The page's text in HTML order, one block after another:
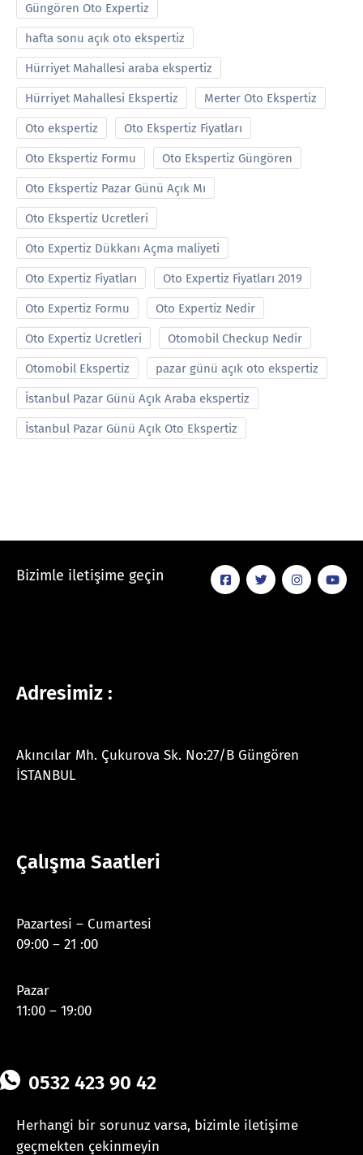
Güngören Oto Expertiz
hafta sonu açık oto ekspertiz
Hürriyet Mahallesi araba ekspertiz
Hürriyet Mahallesi Ekspertiz Merter Oto Ekspertiz
Oto ekspertiz Oto Ekspertiz Fiyatları
Oto Ekspertiz Formu Oto Ekspertiz Güngören
Oto Ekspertiz Pazar Günü Açık Mı
Oto Ekspertiz Ucretleri
Oto Expertiz Dükkanı Açma maliyeti
Oto Expertiz Fiyatları Oto Expertiz Fiyatları 2019
Oto Expertiz Formu Oto Expertiz Nedir
Oto Expertiz Ucretleri Otomobil Checkup Nedir
Otomobil Ekspertiz pazar günü açık oto ekspertiz
İstanbul Pazar Günü Açık Araba ekspertiz
İstanbul Pazar Günü Açık Oto Ekspertiz
Bizimle iletişime geçin
Adresimiz :
Akıncılar Mh. Çukurova Sk. No:27/B Güngören
İSTANBUL
Çalışma Saatleri
Pazartesi – Cumartesi
09:00 – 21 :00
Pazar
11:00 – 19:00
0532 423 90 42
Herhangi bir sorunuz varsa, bizimle iletişime
geçmekten çekinmeyin